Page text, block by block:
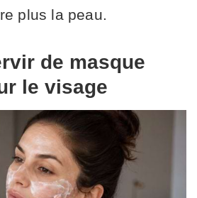
plus la peau.
de masque
le visage